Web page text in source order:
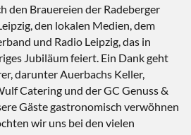
den Brauereien der Radeberger
den lokalen Medien, dem
und Radio Leipzig, das in
Jubiläum feiert. Ein Dank geht
darunter Auerbachs Keller,
Catering und der GC Genuss &
Gäste gastronomisch verwöhnen
wir uns bei den vielen